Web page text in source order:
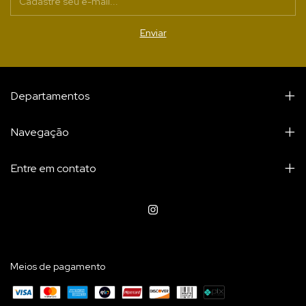
Departamentos
Navegação
Entre em contato
Meios de pagamento